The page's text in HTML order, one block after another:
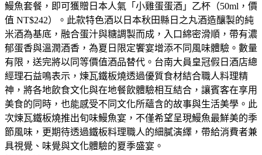
鰻魚套餐，即可獲贈日本人氣「小雞蛋蛋酒」乙杯（50ml，價
值 NT$242）。此款特色酒以日本秋田縣日之丸酒造釀製的純
米酒為基底，融合蛋汁與糖調製而成，入口綿密滑順，帶有濃
郁蛋香與溫潤酒香，為夏日限定饗宴增添不同風味體驗。數量
有限，送完將以同等價值酒品替代。台南大員皇冠假日酒店總
經理石益鳴表示，煉瓦鐵板燒透過優質食材結合職人料理精
神，將各地飲食文化與在地餐飲體驗相互結合，讓賓客在享用
美食的同時，也能感受不同文化所蘊含的故事與生活美學。此
次煉瓦鐵板燒推出旬味鰻魚宴，不僅希望呈現鰻魚最鮮美的季
節風味，更期待透過鐵板料理職人的細膩演繹，帶給消費者兼
具視覺、味覺與文化體驗的夏季盛宴。